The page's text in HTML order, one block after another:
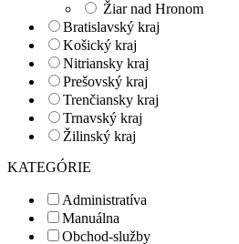
Žiar nad Hronom
Bratislavský kraj
Košický kraj
Nitriansky kraj
Prešovský kraj
Trenčiansky kraj
Trnavský kraj
Žilinský kraj
KATEGÓRIE
Administratíva
Manuálna
Obchod-služby